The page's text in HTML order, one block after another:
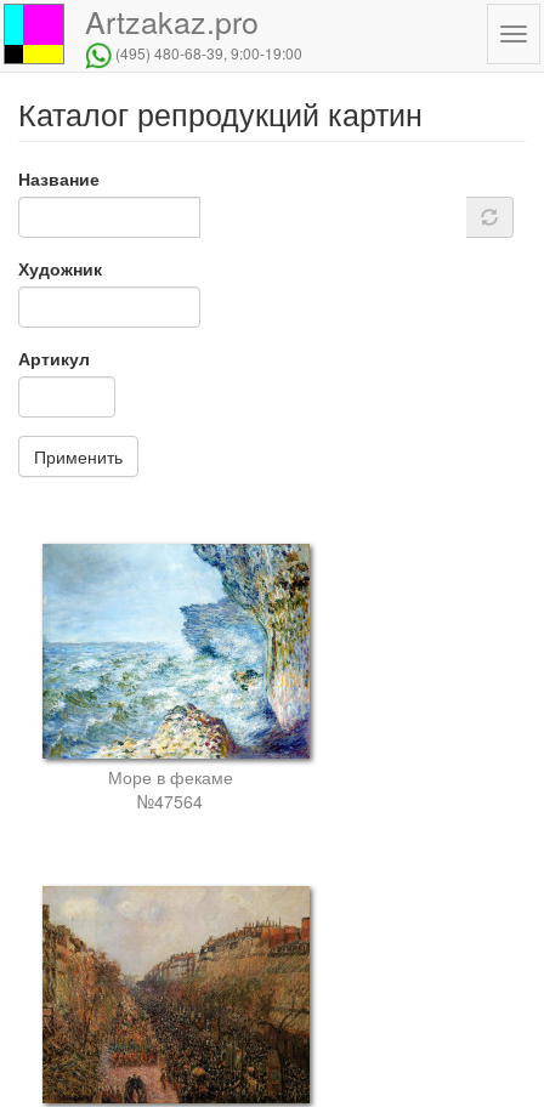
Перейти
содержанию
Artzakaz.pro
(495) 480-68-39, 9:00-19:00
Каталог репродукций картин
Название
Художник
Артикул
Применить
Море в фекаме
№47564